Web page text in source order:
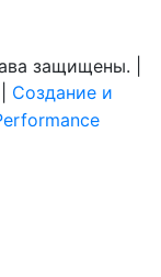
защищены. |
Создание и